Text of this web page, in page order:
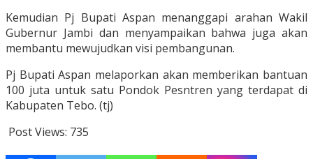
Kemudian Pj Bupati Aspan menanggapi arahan Wakil
Gubernur Jambi dan menyampaikan bahwa juga akan
membantu mewujudkan visi pembangunan.
Pj Bupati Aspan melaporkan akan memberikan bantuan
100 juta untuk satu Pondok Pesntren yang terdapat di
Kabupaten Tebo. (tj)
Post Views: 735